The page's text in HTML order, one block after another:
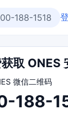
188-1518
取 ONES
188-